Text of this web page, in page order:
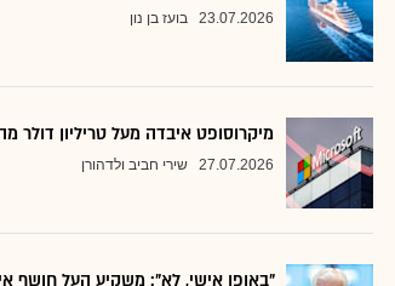
23.07.2026 בועז בן נון
מיקרוסופט איבדה מעל טריליון דולר
27.07.2026 שירי חביב ולדהורן
"באופן אישי, לא": משקיע העל חושף